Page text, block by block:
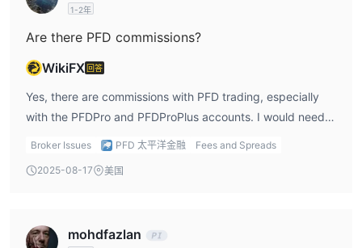
1-2年
Are there PFD commissions?
WikiFX 回答
Yes, there are commissions with PFD trading, especially
with the PFDPro and PFDProPlus accounts. I would need
to pay $1 per lot in commission when trading on these
brokers, it’s still something to consider when planning my
ensure that I’m factoring them into my cost structure. On
Broker Issues PFD 太平洋金融 Fees and Spreads
2025-08-17 美国
mohdfazlan